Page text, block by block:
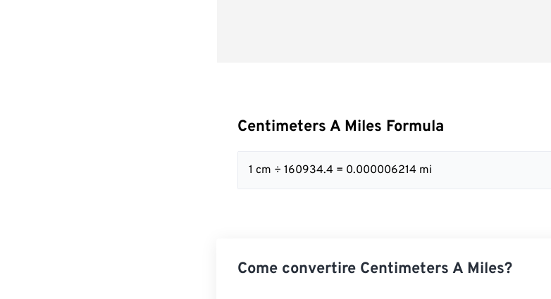
Centimeters A Miles Formula
1 cm ÷ 160934.4 = 0.000006214 mi
Come convertire Centimeters A Miles?